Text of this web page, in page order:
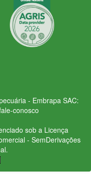
- Embrapa SAC:
conosco
sob a Licença
- SemDerivações